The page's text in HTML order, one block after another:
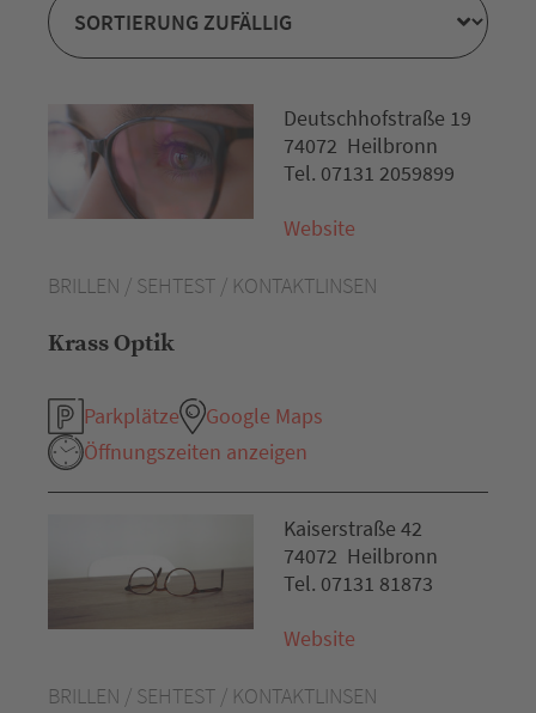
BRILLEN / SEHTEST / KONTAKTLINSEN
Krass Optik
Parkplätze
Google Maps
Öffnungszeiten anzeigen
Deutschhofstraße 19
74072 Heilbronn
Tel. 07131 2059899
Website
BRILLEN / SEHTEST / KONTAKTLINSEN
Kaiserstraße 42
74072 Heilbronn
Tel. 07131 81873
Website